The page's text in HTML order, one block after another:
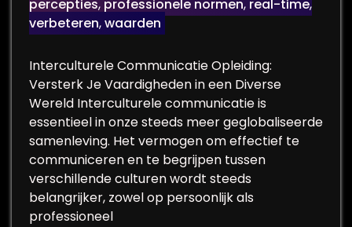
percepties, professionele normen, real-time,
verbeteren,waarden
Interculturele Communicatie Opleiding:
Versterk Je Vaardigheden in een Diverse
Wereld Interculturele communicatie is
essentieel in onze steeds meer geglobaliseerde
samenleving. Het vermogen om effectief te
communiceren en te begrijpen tussen
verschillende culturen wordt steeds
belangrijker, zowel op persoonlijk als
professioneel